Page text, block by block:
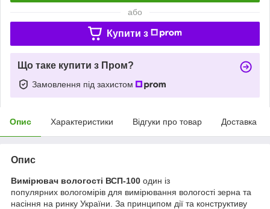
або
Купити з
Що таке купити з Пром?
Замовлення під захистом
Опис Характеристики Відгуки про товар Доставка
Опис
Вимірювач вологості ВСП-100 один із
популярних вологомірів для вимірювання вологості зерна та
насіння на ринку України. За принципом дії та конструктиву